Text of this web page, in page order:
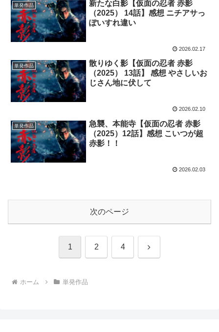
単発作品
新たな白影【仮面の忍者 赤影
（2025） 14話】感想 ニチアサっ
ぽいすれ違い
2026.02.17
単発作品
散りゆく影【仮面の忍者 赤影
（2025） 13話】 感想 やさしいお
じさん地に伏して
2026.02.10
単発作品
急襲、本能寺【仮面の忍者 赤影
（2025）12話】感想 こいつが超
赤影！！
2026.02.03
次のページ
1 2 4 次
ホーム 単発作品